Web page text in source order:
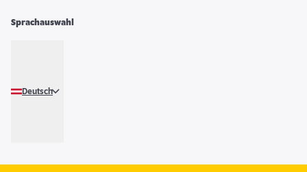
Sprachauswahl
Deutsch